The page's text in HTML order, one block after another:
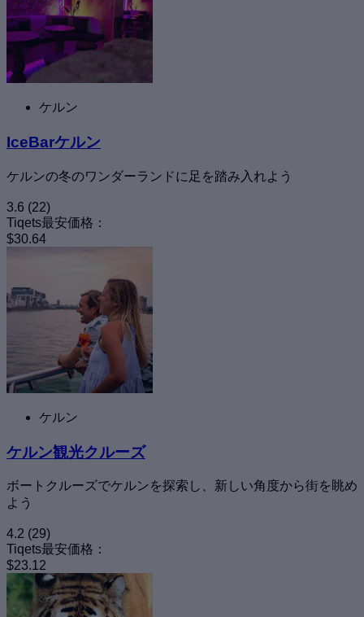
ケルン
IceBarケルン
ケルンの冬のワンダーランドに足を踏み入れよう
3.6 (22)
Tiqets最安価格：
$30.64
ケルン
ケルン観光クルーズ
ボートクルーズでケルンを探索し、新しい角度から街を眺め
よう
4.2 (29)
Tiqets最安価格：
$23.12